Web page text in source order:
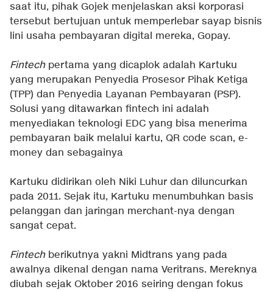
saat itu, pihak Gojek menjelaskan aksi korporasi
tersebut bertujuan untuk memperlebar sayap bisnis
lini usaha pembayaran digital mereka, Gopay.
Fintechpertama yang dicaplok adalah Kartuku
yang merupakan Penyedia Prosesor Pihak Ketiga
(TPP) dan Penyedia Layanan Pembayaran (PSP).
Solusi yang ditawarkan fintech ini adalah
menyediakan teknologi EDC yang bisa menerima
pembayaran baik melalui kartu, QR code scan, e-
money dan sebagainya
Kartuku didirikan oleh Niki Luhur dan diluncurkan
pada 2011. Sejak itu, Kartuku menumbuhkan basis
pelanggan dan jaringan merchant-nya dengan
sangat cepat.
Fintechberikutnya yakni Midtrans yang pada
awalnya dikenal dengan nama Veritrans. Mereknya
diubah sejak Oktober 2016 seiring dengan fokus